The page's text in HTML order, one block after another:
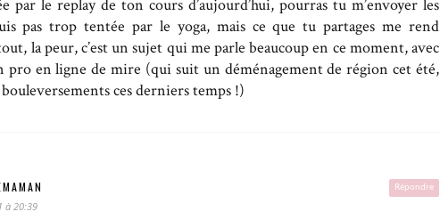
par le replay de ton cours d’aujourd’hui, pourras tu m’envoyer les
pas trop tentée par le yoga, mais ce que tu partages me rend
la peur, c’est un sujet qui me parle beaucoup en ce moment, avec
pro en ligne de mire (qui suit un déménagement de région cet été,
ces derniers temps !)
Répondre
à 20:39